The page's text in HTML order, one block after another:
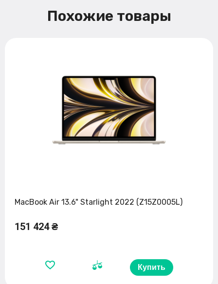
Похожие товары
MacBook Air 13.6" Starlight 2022 (Z15Z0005L)
151 424 ₴
Купить